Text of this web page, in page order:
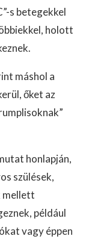
s betegekkel
holott
máshol a
őket az
honlapján,
szülések,
mellett
például
vagy éppen